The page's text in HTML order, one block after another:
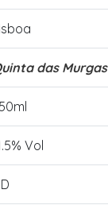
das Murgas
Vol